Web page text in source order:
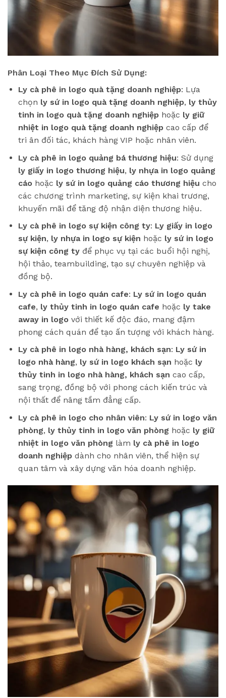
Phân Loại Theo Mục Đích Sử Dụng:
Ly cà phê in logo quà tặng doanh nghiệp: Lựa
chọn ly sứ in logo quà tặng doanh nghiệp, ly thủy
tinh in logo quà tặng doanh nghiệphoặc ly giữ
nhiệt in logo quà tặng doanh nghiệpcao cấp để
tri ân đối tác, khách hàng VIP hoặc nhân viên.
Ly cà phê in logo quảng bá thương hiệu: Sử dụng
ly giấy in logo thương hiệu, ly nhựa in logo quảng
cáohoặc ly sứ in logo quảng cáo thương hiệu cho
các chương trình marketing, sự kiện khai trương,
khuyến mãi để tăng độ nhận diện thương hiệu.
Ly cà phê in logo sự kiện công ty: Ly giấy in logo
sự kiện, ly nhựa in logo sự kiện hoặc ly sứ in logo
sự kiện công tyđể phục vụ tại các buổi hội nghị,
hội thảo, teambuilding, tạo sự chuyên nghiệp và
đồng bộ.
Ly cà phê in logo quán cafe: Ly sứ in logo quán
cafe, ly thủy tinh in logo quán cafe hoặc ly take
away in logovới thiết kế độc đáo, mang đậm
phong cách quán để tạo ấn tượng với khách hàng.
Ly cà phê in logo nhà hàng, khách sạn: Ly sứ in
logo nhà hàng, ly sứ in logo khách sạn hoặc ly
thủy tinh in logo nhà hàng, khách sạn cao cấp,
sang trọng, đồng bộ với phong cách kiến trúc và
nội thất để nâng tầm đẳng cấp.
Ly cà phê in logo cho nhân viên: Ly sứ in logo văn
phòng, ly thủy tinh in logo văn phòng hoặc ly giữ
nhiệt in logo văn phòng làm ly cà phê in logo
doanh nghiệpdành cho nhân viên, thể hiện sự
quan tâm và xây dựng văn hóa doanh nghiệp.